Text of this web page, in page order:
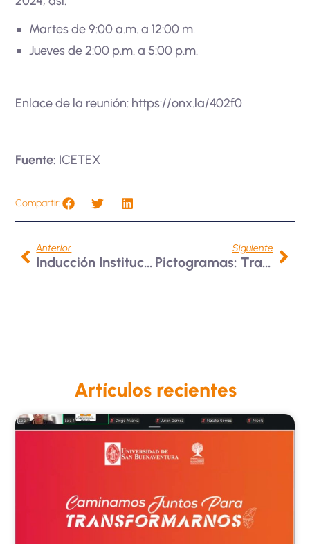
Martes de 9:00 a.m. a 12:00 m.
Jueves de 2:00 p.m. a 5:00 p.m.
Enlace de la reunión: https://onx.la/402f0
Fuente: ICETEX
Compartir:
Anterior
Inducción Institucional A Nuevos Estudiantes De Posgrado
Siguiente
Pictogramas: Transformación Multidimensional
Artículos recientes